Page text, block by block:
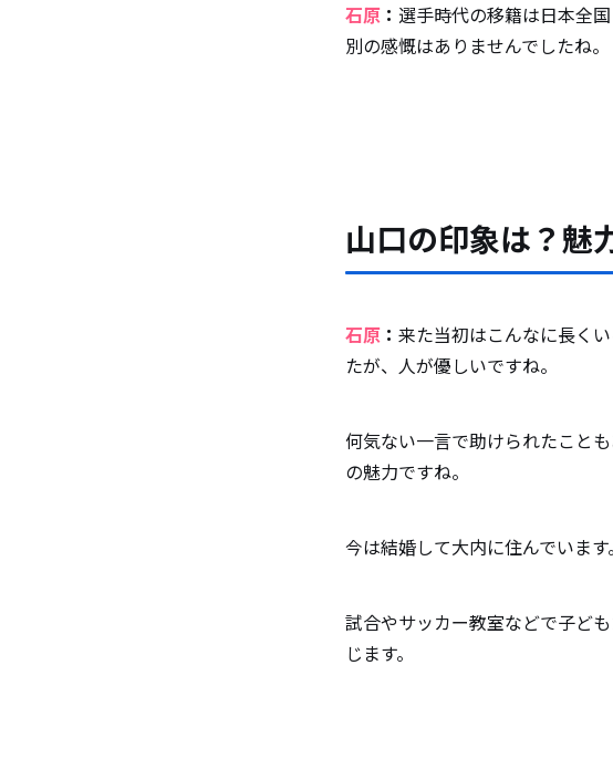
石原 ： 選手時代の移籍は日本全
別の感慨はありませんでしたね。
山口の印象は？魅
石原 ： 来た当初はこんなに長く
たが、人が優しいですね。
何気ない一言で助けられたこと
の魅力ですね。
今は結婚して大内に住んでいま
試合やサッカー教室などで子ど
じます。